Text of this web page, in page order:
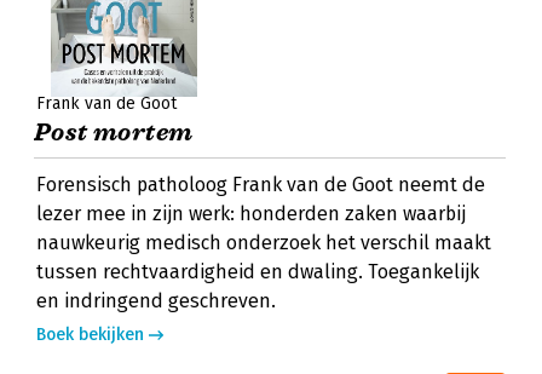
Frank van de Goot
Post mortem
Forensisch patholoog Frank van de Goot neemt de
lezer mee in zijn werk: honderden zaken waarbij
nauwkeurig medisch onderzoek het verschil maakt
tussen rechtvaardigheid en dwaling. Toegankelijk
en indringend geschreven.
Boek bekijken